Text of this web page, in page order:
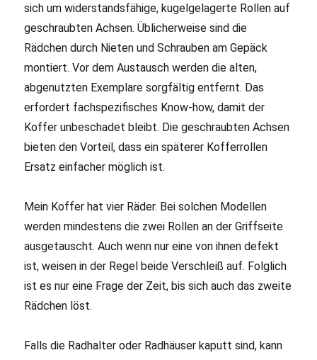
sich um widerstandsfähige, kugelgelagerte Rollen auf
geschraubten Achsen. Üblicherweise sind die
Rädchen durch Nieten und Schrauben am Gepäck
montiert. Vor dem Austausch werden die alten,
abgenutzten Exemplare sorgfältig entfernt. Das
erfordert fachspezifisches Know-how, damit der
Koffer unbeschadet bleibt. Die geschraubten Achsen
bieten den Vorteil, dass ein späterer Kofferrollen
Ersatz einfacher möglich ist.
Mein Koffer hat vier Räder. Bei solchen Modellen
werden mindestens die zwei Rollen an der Griffseite
ausgetauscht. Auch wenn nur eine von ihnen defekt
ist, weisen in der Regel beide Verschleiß auf. Folglich
ist es nur eine Frage der Zeit, bis sich auch das zweite
Rädchen löst.
Falls die Radhalter oder Radhäuser kaputt sind, kann